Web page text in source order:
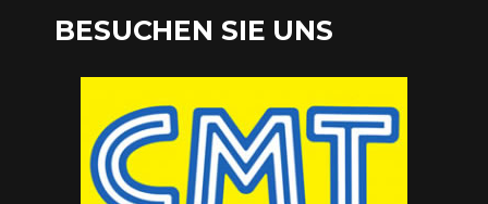
BESUCHEN SIE UNS